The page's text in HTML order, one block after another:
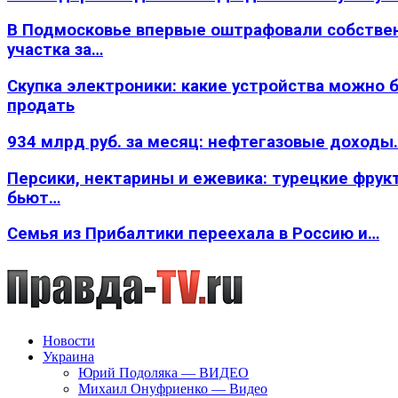
В Подмосковье впервые оштрафовали
участка за…
Скупка электроники: какие устройства можно
продать
934 млрд руб. за месяц: нефтегазовые
Персики, нектарины и ежевика: турецкие
бьют…
Семья из Прибалтики переехала в Россию и…
Новости
Украина
Юрий Подоляка — ВИДЕО
Михаил Онуфриенко — Видео